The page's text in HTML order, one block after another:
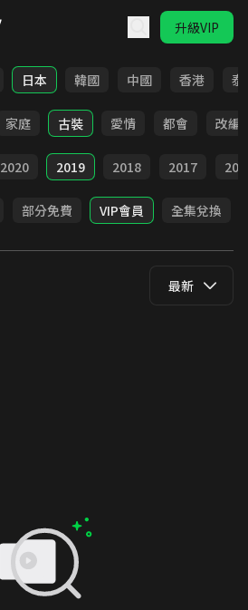
升級VIP
日本 韓國 中國 香港 泰
家庭 古裝 愛情 都會 改編
2020 2019 2018 2017
部分免費 VIP會員 全集兌換
最新